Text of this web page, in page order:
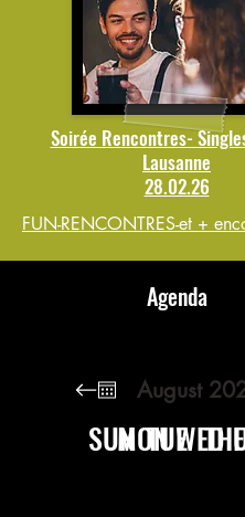
Soirée Rencontres-
Lausanne
28.02.26
FUN-RENCONTRES-et +
Agenda
August
SUNMON
TUEWED